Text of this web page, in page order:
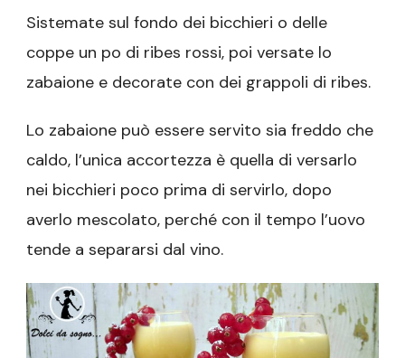
Sistemate sul fondo dei bicchieri o delle
coppe un po di ribes rossi, poi versate lo
zabaione e decorate con dei grappoli di ribes.
Lo zabaione può essere servito sia freddo che
caldo, l’unica accortezza è quella di versarlo
nei bicchieri poco prima di servirlo, dopo
averlo mescolato, perché con il tempo l’uovo
tende a separarsi dal vino.